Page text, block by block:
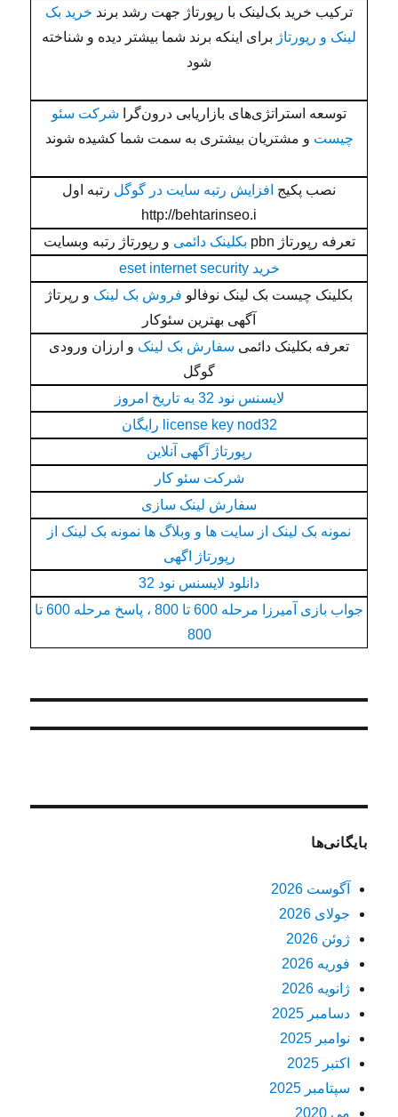
ترکیب خرید بک‌لینک با رپورتاژ جهت رشد برند خرید بک
لینک و رپورتاژ برای اینکه برند شما بیشتر دیده و شناخته
شود
توسعه استراتژی‌های بازاریابی درون‌گرا شرکت سئو
چیست و مشتریان بیشتری به سمت شما کشیده شوند
نصب پکیج افزایش رتبه سایت در گوگل رتبه اول
http://behtarinseo.i
تعرفه رپورتاژ pbn
بکلینک دائمی و رپورتاژ رتبه وبسایت
خرید eset internet security
بکلینک چیست بک لینک نوفالو فروش بک لینک و رپرتاژ
آگهی بهترین سئوکار
تعرفه بکلینک دائمی سفارش بک لینک و ارزان ورودی
گوگل
لایسنس نود 32 به تاریخ امروز
license key nod32 رایگان
رپورتاژ آگهی آنلاین
شرکت سئو کار
سفارش لینک سازی
نمونه بک لینک از سایت ها و وبلاگ ها نمونه بک لینک از
رپورتاژ اگهی
دانلود لایسنس نود 32
جواب بازی آمیرزا مرحله 600 تا 800 ، پاسخ مرحله 600 تا
800
بایگانی‌ها
آگوست 2026
جولای 2026
ژوئن 2026
فوریه 2026
ژانویه 2026
دسامبر 2025
نوامبر 2025
اکتبر 2025
سپتامبر 2025
می 2020